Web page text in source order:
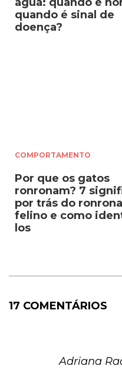
quando é sinal de
doença?
COMPORTAMENTO
Por que os gatos
ronronam? 7
por trás do
felino e como
los
17 COMENTÁRIOS
Adriana